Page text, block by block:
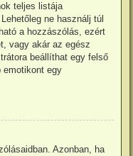
teljes listája
ne használj túl
a hozzászólás, ezért
vagy akár az egész
beállíthat egy felső
emotikont egy
Azonban, ha